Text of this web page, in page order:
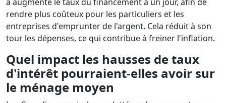
rendre plus coûteux pour les particuliers et les
entreprises d'emprunter de l'argent. Cela réduit à son
tour les dépenses, ce qui contribue à freiner l'inflation.
Quel impact les hausses de taux
d'intérêt pourraient-elles avoir sur
le ménage moyen